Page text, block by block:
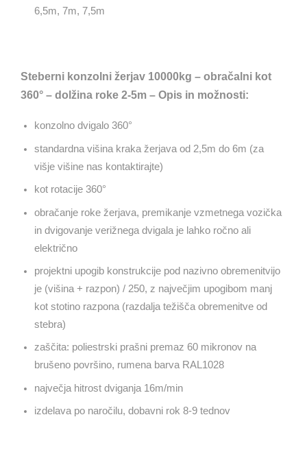
6,5m, 7m, 7,5m
Steberni konzolni žerjav 10000kg – obračalni kot
360° – dolžina roke 2-5m – Opis in možnosti:
konzolno dvigalo 360°
standardna višina kraka žerjava od 2,5m do 6m (za
višje višine nas kontaktirajte)
kot rotacije 360°
obračanje roke žerjava, premikanje vzmetnega vozička
in dvigovanje verižnega dvigala je lahko ročno ali
električno
projektni upogib konstrukcije pod nazivno obremenitvijo
je (višina + razpon) / 250, z največjim upogibom manj
kot stotino razpona (razdalja težišča obremenitve od
stebra)
zaščita: poliestrski prašni premaz 60 mikronov na
brušeno površino, rumena barva RAL1028
največja hitrost dviganja 16m/min
izdelava po naročilu, dobavni rok 8-9 tednov